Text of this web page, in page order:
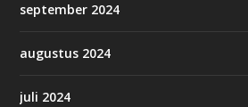
september 2024
augustus 2024
juli 2024